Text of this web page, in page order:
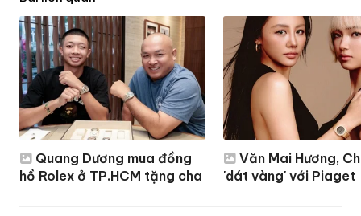
Quang Dương mua đồng
hồ Rolex ở TP.HCM tặng cha
Văn Mai Hương,
'dát vàng' với Piaget